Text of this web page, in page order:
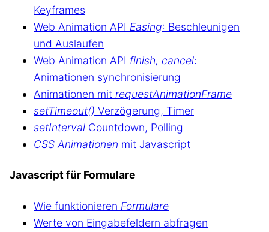
Keyframes
Web Animation API Easing: Beschleunigen
und Auslaufen
Web Animation API finish, cancel:
Animationen synchronisierung
Animationen mit requestAnimationFrame
setTimeout() Verzögerung, Timer
setInterval Countdown, Polling
CSS Animationen mit Javascript
Javascript für Formulare
Wie funktionieren Formulare
Werte von Eingabefeldern abfragen